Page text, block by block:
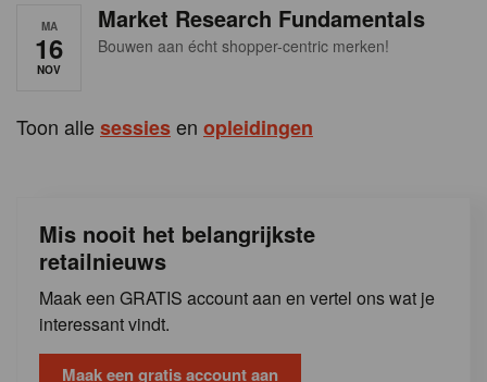
MA
16
NOV
Market Research Fundamentals
Bouwen aan écht shopper-centric merken!
Toon allesessiesen opleidingen
Mis nooit het belangrijkste
retailnieuws
Maak een GRATIS account aan en vertel ons wat je
interessant vindt.
Maak een gratis account aan